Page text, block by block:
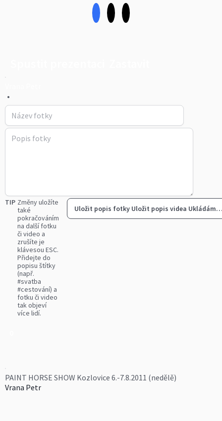
•
TIP Změny uložíte
také
pokračováním
na další fotku
či video a
zrušíte je
klávesou ESC.
Přidejte do
popisu štítky
(např.
#svatba
#cestování) a
fotku či video
tak objeví
více lidí.
Uložit popis fotky Uložit popis videa
PAINT HORSE SHOW Kozlovice 6.-7.8.2011 (nedělě)
Vrana Petr